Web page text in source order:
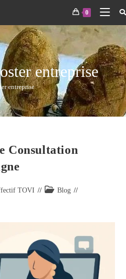
0
entreprise
entreprise
Consultation
TOVI
Blog